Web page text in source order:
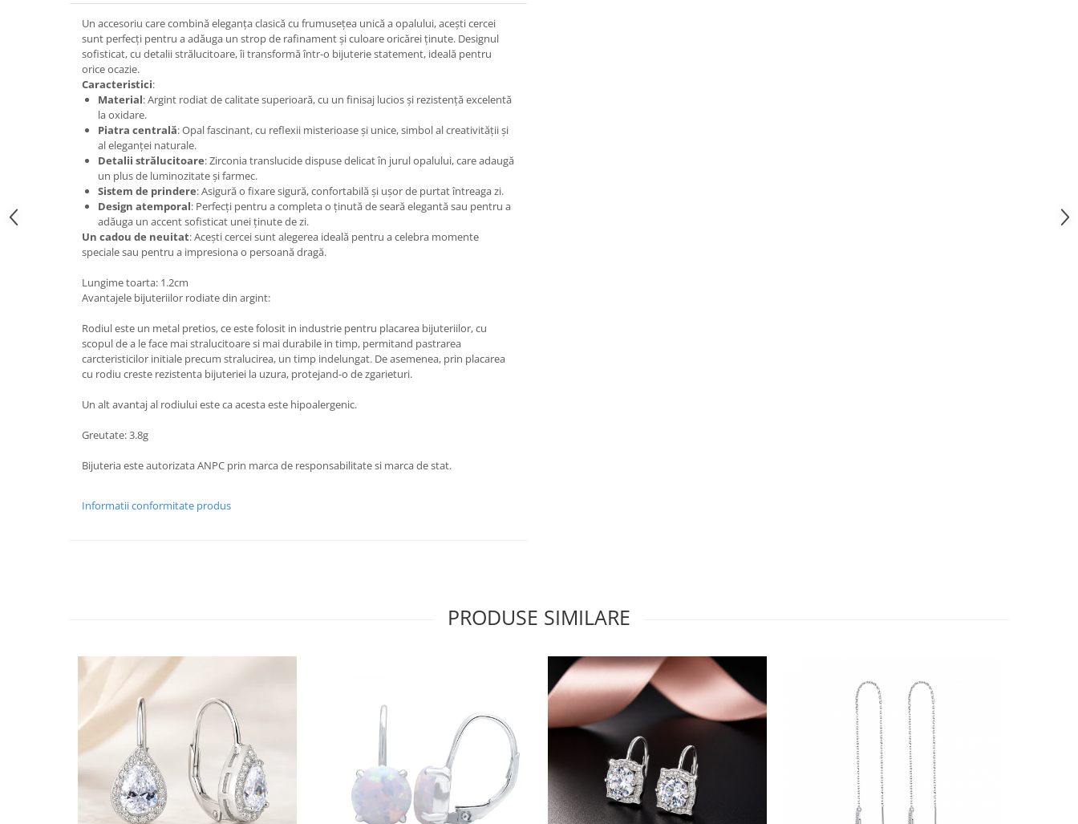
Un accesoriu care combină eleganța clasică cu frumusețea unică a opalului, acești cercei
sunt perfecți pentru a adăuga un strop de rafinament și culoare oricărei ținute. Designul
sofisticat, cu detalii strălucitoare, îi transformă într-o bijuterie statement, ideală pentru
orice ocazie.
Caracteristici:
Material: Argint rodiat de calitate superioară, cu un finisaj lucios și rezistență excelentă
la oxidare.
Piatra centrală: Opal fascinant, cu reflexii misterioase și unice, simbol al creativității și
al eleganței naturale.
Detalii strălucitoare: Zirconia translucide dispuse delicat în jurul opalului, care adaugă
un plus de luminozitate și farmec.
Sistem de prindere: Asigură o fixare sigură, confortabilă și ușor de purtat întreaga zi.
Design atemporal: Perfecți pentru a completa o ținută de seară elegantă sau pentru a
adăuga un accent sofisticat unei ținute de zi.
Un cadou de neuitat: Acești cercei sunt alegerea ideală pentru a celebra momente
speciale sau pentru a impresiona o persoană dragă.
Lungime toarta: 1.2cm
Avantajele bijuteriilor rodiate din argint:
Rodiul este un metal pretios, ce este folosit in industrie pentru placarea bijuteriilor, cu
scopul de a le face mai stralucitoare si mai durabile in timp, permitand pastrarea
carcteristicilor initiale precum stralucirea, un timp indelungat. De asemenea, prin placarea
cu rodiu creste rezistenta bijuteriei la uzura, protejand-o de zgarieturi.
Un alt avantaj al rodiului este ca acesta este hipoalergenic.
Greutate: 3.8g
Bijuteria este autorizata ANPC prin marca de responsabilitate si marca de stat.
Informatii conformitate produs
PRODUSE SIMILARE